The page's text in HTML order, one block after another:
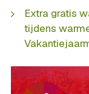
Extra gratis
tijdens